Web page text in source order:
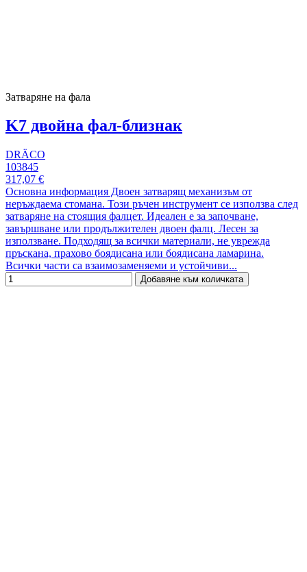
Затваряне на фала
K7 двойна фал-близнак
DRÄCO
103845
317,07 €
Основна информация Двоен затварящ механизъм от
неръждаема стомана. Този ръчен инструмент се използва след
затваряне на стоящия фалцет. Идеален е за започване,
завършване или продължителен двоен фалц. Лесен за
използване. Подходящ за всички материали, не уврежда
пръскана, прахово боядисана или боядисана ламарина.
Всички части са взаимозаменяеми и устойчиви...
Добавяне към количката